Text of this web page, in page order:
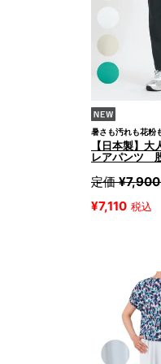
暑さも汚れも花粉
【日本製】
レアパンツ
定価 ¥7,900
¥7,110 税込